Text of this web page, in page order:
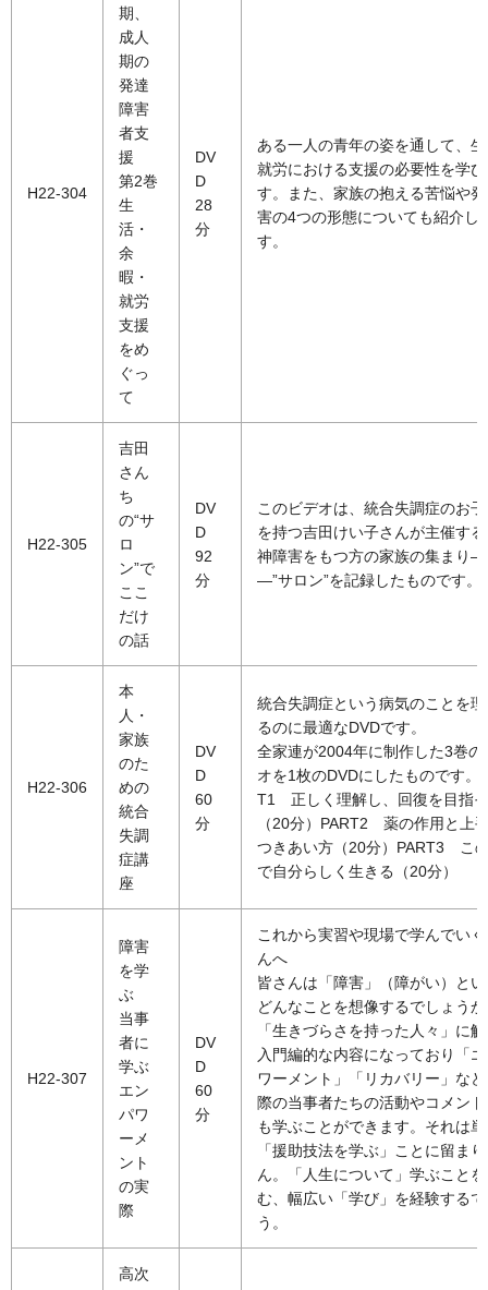
H22-304
期、
成人
期の
発達
障害
者支
援
第2巻
生
活・
余
暇・
就労
支援
をめ
ぐっ
て
DV
D
28
分
ある一人の青年の姿を通して、
就労における支援の必要性を学
す。また、家族の抱える苦悩や
害の4つの形態についても紹介し
す。
H22-305
吉田
さん
ち
の“サ
ロ
ン”で
ここ
だけ
の話
DV
D
92
分
このビデオは、統合失調症のお
を持つ吉田けい子さんが主催す
神障害をもつ方の家族の集まり―
―”サロン”を記録したものです。
H22-306
本
人・
家族
のた
めの
統合
失調
症講
座
DV
D
60
分
統合失調症という病気のことを
るのに最適なDVDです。
全家連が2004年に制作した3巻の
オを1枚のDVDにしたものです。
T1 正しく理解し、回復を目指
（20分）PART2 薬の作用と上
つきあい方（20分）PART3 こ
で自分らしく生きる（20分）
H22-307
障害
を学
ぶ
当事
者に
学ぶ
エン
パワ
ーメ
ント
の実
際
DV
D
60
分
これから実習や現場で学んでい
んへ
皆さんは「障害」（障がい）と
どんなことを想像するでしょう
「生きづらさを持った人々」に
入門編的な内容になっており「
ワーメント」「リカバリー」な
際の当事者たちの活動やコメン
も学ぶことができます。それは
「援助技法を学ぶ」ことに留ま
ん。「人生について」学ぶこと
む、幅広い「学び」を経験する
う。
高次